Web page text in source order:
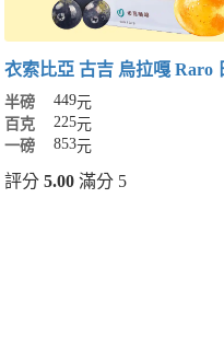
衣索比亞 古吉 烏拉嘎 Raro
半磅 449元
百克
225元
一磅
853元
評分 5.00滿分 5